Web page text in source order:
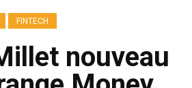
FINTECH
nouveau